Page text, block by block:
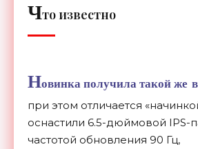
Что известно
Новинка получила такой же
при этом отличается
оснастили 6.5-дюймовой IPS-
частотой обновления 90 Гц,